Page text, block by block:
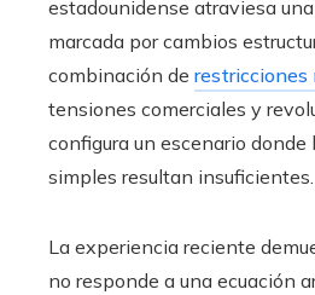
estadounidense atraviesa
marcada por cambios
combinación de restricciones
tensiones comerciales y
configura un escenario donde
simples resultan insuficientes.
La experiencia reciente
no responde a una ecuación